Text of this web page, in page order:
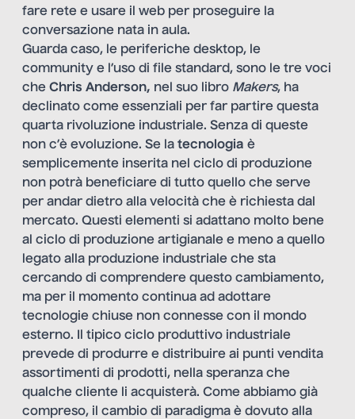
fare rete e usare il web per proseguire la
conversazione nata in aula.
Guarda caso, le periferiche desktop, le
community e l’uso di file standard, sono le tre voci
che Chris Anderson, nel suo libro Makers, ha
declinato come essenziali per far partire questa
quarta rivoluzione industriale. Senza di queste
non c’è evoluzione. Se la tecnologia è
semplicemente inserita nel ciclo di produzione
non potrà beneficiare di tutto quello che serve
per andar dietro alla velocità che è richiesta dal
mercato. Questi elementi si adattano molto bene
al ciclo di produzione artigianale e meno a quello
legato alla produzione industriale che sta
cercando di comprendere questo cambiamento,
ma per il momento continua ad adottare
tecnologie chiuse non connesse con il mondo
esterno. Il tipico ciclo produttivo industriale
prevede di produrre e distribuire ai punti vendita
assortimenti di prodotti, nella speranza che
qualche cliente li acquisterà. Come abbiamo già
compreso, il cambio di paradigma è dovuto alla